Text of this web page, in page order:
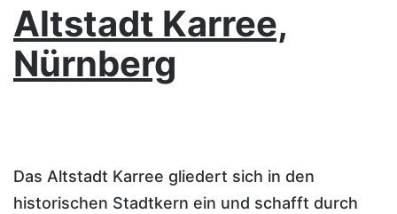
Altstadt Karree,
Nürnberg
Das Altstadt Karree gliedert sich in den
historischen Stadtkern ein und schafft durch